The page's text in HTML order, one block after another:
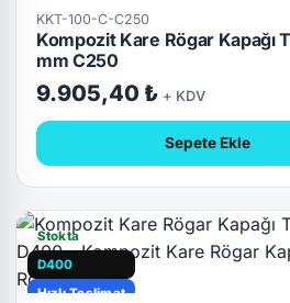
C250
Hızlı Teslimat
KKT-100-C-C250
Kompozit Kare Rögar Kapağı
mm C250
9.905,40 ₺ + KDV
Sepete Ekle
Stokta
D400
Hızlı Teslimat